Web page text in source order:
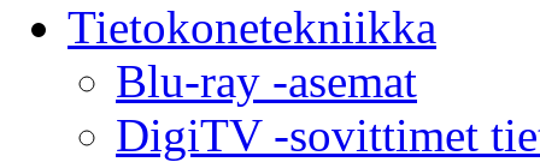
Tietokonetekniikka
Blu-ray -asemat
DigiTV -sovittimet